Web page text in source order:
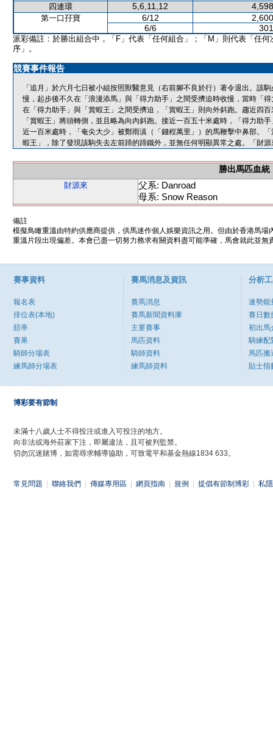
四連環 5,6,11,12
第一口孖寶 6/12
6/6
派彩備註：於勝出組合中，「F」代表「任何組合」；「M」則代表「任何
序」。
競賽事件報告
「追月」於六月七日被小組按照獸醫意見（右前腳不良於行）著令退出。該
慢，起步後不久在「浪漫添馬」與「得力助手」之間受擠迫時收慢，當時「
在「得力助手」與「賞蝦王」之間受擠迫，「賞蝦王」則向外斜跑。趨近四
「賞蝦王」將頭轉側，並且略為向內斜跑。接近一百五十米處時，「得力助
近一百米處時，「奄尖大少」被鄭雨滇（「錢程萬里」）的馬鞭擊中鼻部。
蝦王」，除了發現該駒失去左前蹄的蹄鐵外，並無任何明顯異常之處。「財
勝出馬匹血統
財源來
父系: Danroad
母系: Snow Reason
備註
模擬鳥瞰重溫由特約供應商提供，供馬迷作個人娛樂資訊之用。但由於香港馬
重溫片段出現偏差。本會已盡一切努力務求有關資料盡可能準確，馬會就此並
賽事資料
報名表
排位表(本地)
賠率
賽果
騎師分場表
練馬師分場表
賽馬消息及資訊
賽馬消息
賽馬新聞資料庫
主要賽事
馬匹資料
騎師資料
練馬師資料
分析
速勢能
賽日數
初出馬
騎練配
馬匹搬
貼士指
博彩要有節制
未滿十八歲人士不得投注或進入可投注的地方。
向非法或海外莊家下注，即屬違法，且可被判監禁。
切勿沉迷賭博，如需尋求輔導協助，可致電平和基金熱線1834 633。
常見問題 聯絡我們 傳媒專用區 網頁指南 規例 提倡有節制博彩 私